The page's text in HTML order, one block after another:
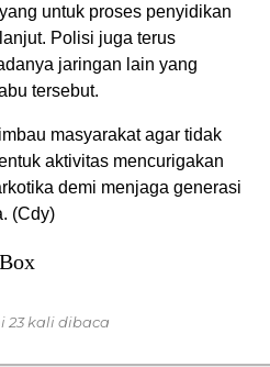
untuk proses penyidikan
Polisi juga terus
jaringan lain yang
tersebut.
masyarakat agar tidak
aktivitas mencurigakan
demi menjaga generasi
(Cdy)
23 kali dibaca